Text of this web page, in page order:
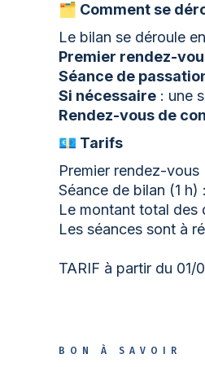
🗂️ Comment se
Le bilan se déroule
Premier rendez-
Séance de
Si nécessaire : une
Rendez-vous de
💶 Tarifs
Premier rendez-vous
Séance de bilan (1 h) :
Le montant total des
Les séances sont à
TARIF à partir du 01/
BON À SAVOIR